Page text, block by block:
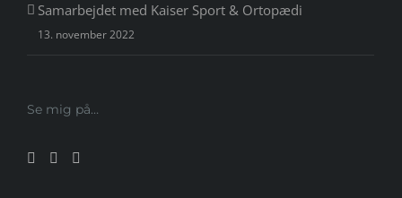
Samarbejdet med Kaiser Sport & Ortopædi
13. november 2022
Se mig på…